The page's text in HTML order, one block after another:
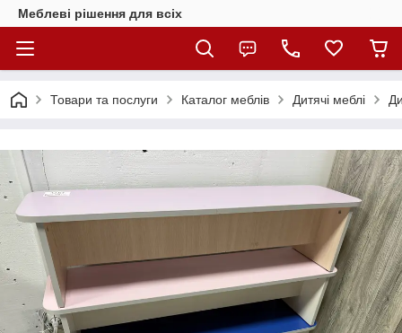
Меблеві рішення для всіх
Товари та послуги Каталог меблів Дитячі меблі